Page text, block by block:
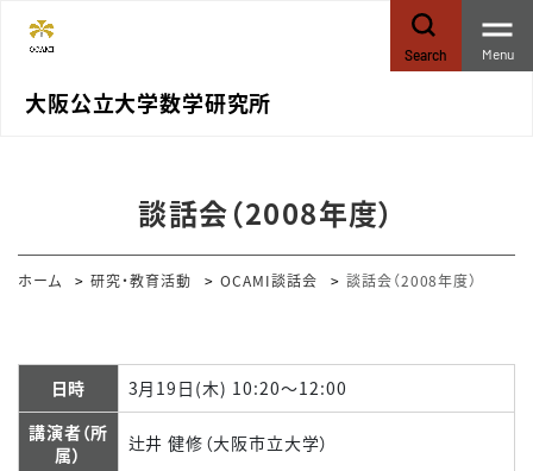
大阪公立大学数学研究所
Search Menu
談話会（2008年度）
ホーム 研究・教育活動 OCAMI談話会 談話会（2008年度）
日時
3月19日(木) 10:20～12:00
講演者（所
属）
辻井 健修（大阪市立大学）